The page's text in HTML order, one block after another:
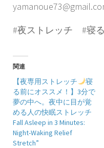
#夜ストレッチ #寝
関連
【夜専用ストレッチ
寝
る前にオススメ！】3分で
夢の中へ。夜中に目が覚
める人の快眠ストレッチ
Fall Asleep in 3 Minutes:
Night-Waking Relief
Stretch”